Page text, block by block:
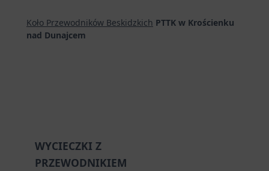
Koło Przewodników Beskidzkich PTTK w Krościenku
nad Dunajcem
WYCIECZKI Z
PRZEWODNIKIEM